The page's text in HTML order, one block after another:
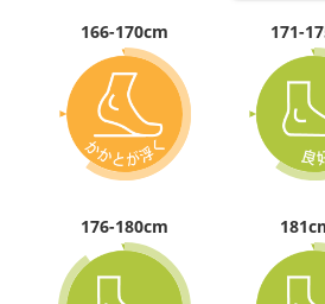
166-170cm 171-
176-180cm